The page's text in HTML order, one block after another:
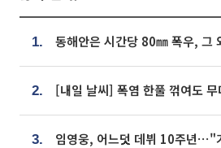
1.
2.
3.